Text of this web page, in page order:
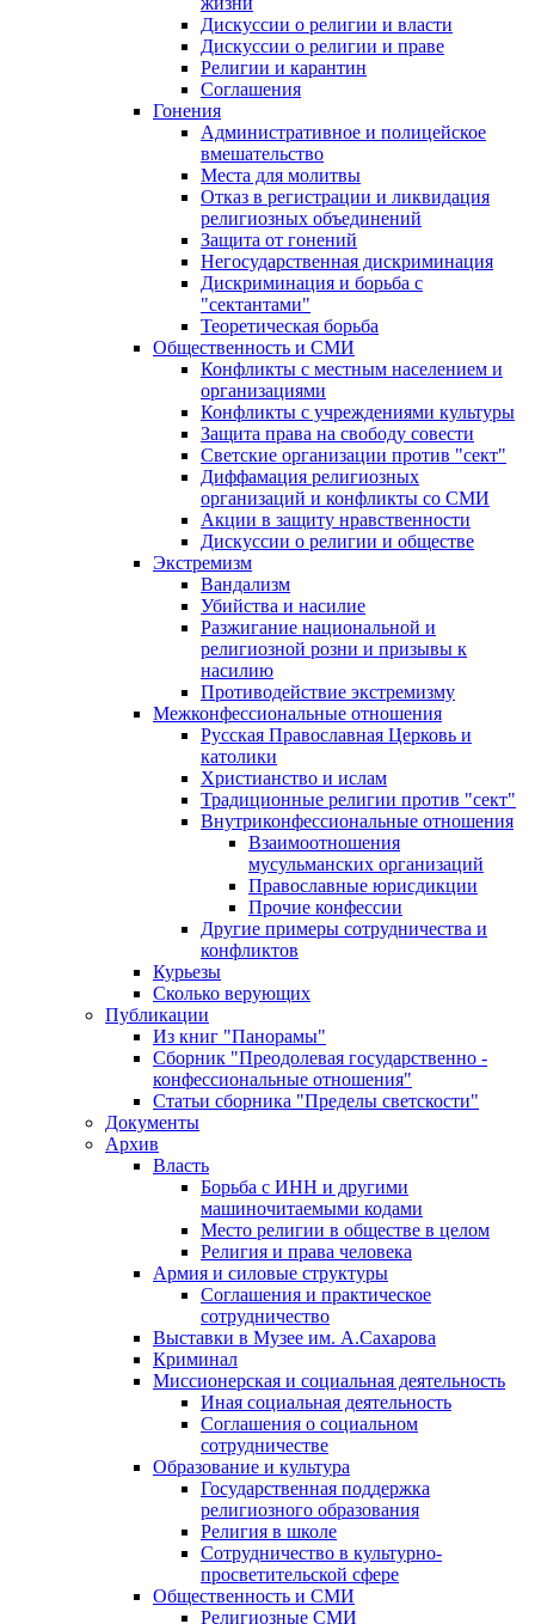
Дискуссии о религии и власти
Дискуссии о религии и праве
Религии и карантин
Соглашения
Гонения
Административное и полицейское
вмешательство
Места для молитвы
Отказ в регистрации и ликвидация
религиозных объединений
Защита от гонений
Негосударственная дискриминация
Дискриминация и борьба с
"сектантами"
Теоретическая борьба
Общественность и СМИ
Конфликты с местным населением и
организациями
Конфликты с учреждениями культуры
Защита права на свободу совести
Светские организации против "сект"
Диффамация религиозных
организаций и конфликты со СМИ
Акции в защиту нравственности
Дискуссии о религии и обществе
Экстремизм
Вандализм
Убийства и насилие
Разжигание национальной и
религиозной розни и призывы к
насилию
Противодействие экстремизму
Межконфессиональные отношения
Русская Православная Церковь и
католики
Христианство и ислам
Традиционные религии против "сект"
Внутриконфессиональные отношения
Взаимоотношения
мусульманских организаций
Православные юрисдикции
Прочие конфессии
Другие примеры сотрудничества и
конфликтов
Курьезы
Сколько верующих
Публикации
Из книг "Панорамы"
Сборник "Преодолевая государственно -
конфессиональные отношения"
Статьи сборника "Пределы светскости"
Документы
Архив
Власть
Борьба с ИНН и другими
машиночитаемыми кодами
Место религии в обществе в целом
Религия и права человека
Армия и силовые структуры
Соглашения и практическое
сотрудничество
Выставки в Музее им. А.Сахарова
Криминал
Миссионерская и социальная деятельность
Иная социальная деятельность
Соглашения о социальном
сотрудничестве
Образование и культура
Государственная поддержка
религиозного образования
Религия в школе
Сотрудничество в культурно-
просветительской сфере
Общественность и СМИ
Религиозные СМИ